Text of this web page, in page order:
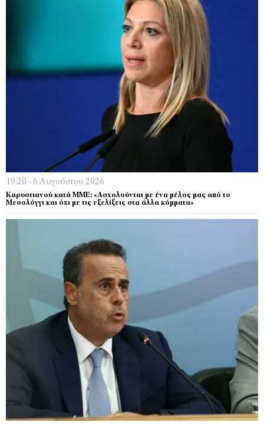
19:20 - 6 Αυγούστου 2026
Καρυστιανού κατά ΜΜΕ: «Ασχολούνται με ένα μέλος μας από το
Μεσολόγγι και όχι με τις εξελίξεις στα άλλα κόμματα»